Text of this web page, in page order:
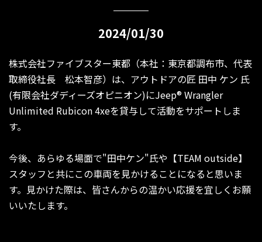
2024/01/30
株式会社ファイブスター東都（本社：東京都調布市、代表
取締役社長 松本智彦）は、アウトドアの匠 田中 ケン 氏
(有限会社ダディーズオピニオン)にJeep® Wrangler
Unlimited Rubicon 4xeを貸与して活動をサポートしま
す。
今後、あらゆる場面で"田中ケン"氏や【TEAM outside】
スタッフと共にこの車両を見かけることになると思いま
す。見かけた際は、皆さんからの温かい応援を宜しくお願
いいたします。